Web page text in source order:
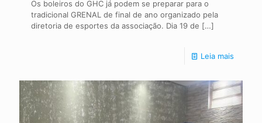
Os boleiros do GHC já podem se preparar para o
tradicional GRENAL de final de ano organizado pela
diretoria de esportes da associação. Dia 19 de […]
Leia mais